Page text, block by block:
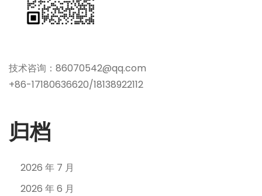
技术咨询：86070542@qq.com
+86-17180636620/18138922112
归档
2026 年 7 月
2026 年 6 月